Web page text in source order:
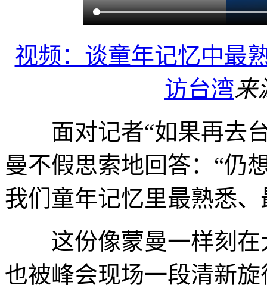
视频：谈童年记忆中最
访台湾来
面对记者“如果再去台
曼不假思索地回答：“仍
我们童年记忆里最熟悉、
这份像蒙曼一样刻在
也被峰会现场一段清新